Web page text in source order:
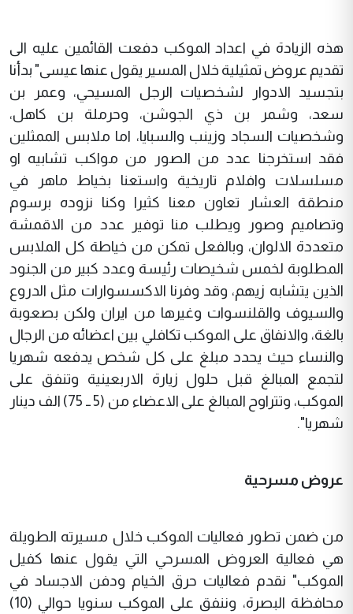
هذه الزيادة في اعداد الموكب دفعت القائمين عليه الى
تقديم عروض تمثيلية خلال المسير يقول عنها عيسى" بدأنا
بتجسيد الادوار لشخصيات الرجل المسيحي، وعمر بن
سعد، وشمر بن ذي الجوشن، وحرملة بن كاهل،
وشخصيات السجاد وزينب والسبايا، اما ملابس الممثلين
فقد استخرجنا عدد من الصور من مواكب تشابيه او
مسلسلات وافلام تاريخية واستعنا بخياط ماهر في
منطقة العشار تعاون معنا كثيرا وكنا نزوده برسوم
وتصاميم وصور ويطلب منا توفير عدد من الاقمشة
متعددة الالوان، وبالفعل تمكن من خياطة كل الملابس
المطلوبة لخمس شخيصات رئيسة وعدد كبير من الجنود
الذين يتشابه زيهم، وقد وفرنا الاكسسوارات مثل الدروع
والسيوف والقلنسوات وغيرها من ايران ولكن بصعوبة
بالغة، والانفاق على الموكب تكافلي بين اعضائه من الرجال
والنساء حيث يحدد مبلغ على كل شخص يدفعه شهريا
لتجمع المبالغ قبل حلول زيارة الاربعينية وتنفق على
الموكب، وتتراوح المبالغ على الاعضاء من (5 ــ 75) الف دينار
شهريا".
عروض مسرحية
من ضمن تطور فعاليات الموكب خلال مسيرته الطويلة
هي فعالية العروض المسرحي التي يقول عنها كفيل
الموكب" نقدم فعاليات حرق الخيام ودفن الاجساد في
محافظة البصرة، وننفق على الموكب سنويا حوالي (10)